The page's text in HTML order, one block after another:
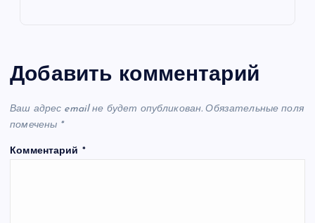
Добавить комментарий
Ваш адрес email не будет опубликован. Обязательные поля
помечены *
Комментарий *